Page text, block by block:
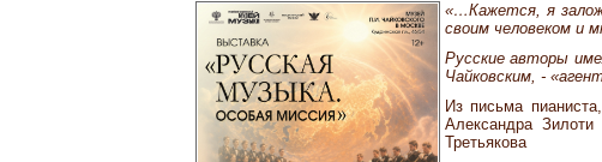
«…Кажется, я
своим человеком и
Русские авторы
Чайковским, -
Из письма
Александра
Третьякова